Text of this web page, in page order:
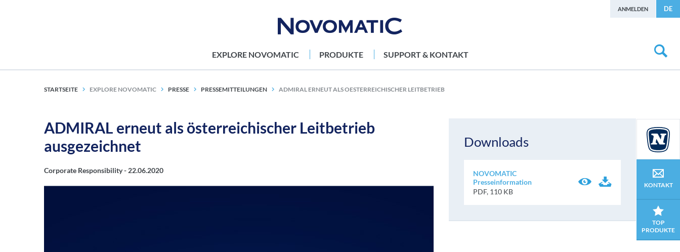
ANMELDEN DE
EXPLORE NOVOMATIC PRODUKTE SUPPORT & KONTAKT
STARTSEITE EXPLORE NOVOMATIC PRESSE PRESSEMITTEILUNGEN ADMIRAL ERNEUT ALS OESTERREICHISCHER LEITBETRIEB
ADMIRAL erneut als österreichischer Leitbetrieb
ausgezeichnet
Corporate Responsibility - 22.06.2020
Downloads
NOVOMATIC
Presseinformation
PDF, 110 KB
KONTAKT
TOP
PRODUKTE